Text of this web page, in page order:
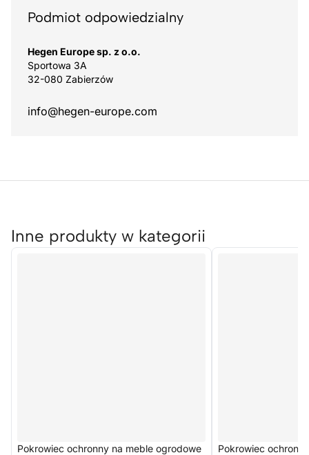
Podmiot odpowiedzialny
Hegen Europe sp. z o.o.
Sportowa 3A
32-080 Zabierzów
info@hegen-europe.com
Inne produkty w kategorii
Pokrowiec ochronny na meble ogrodowe Pokrowiec